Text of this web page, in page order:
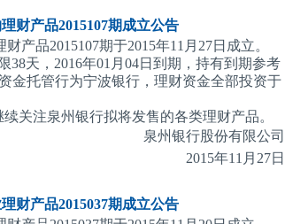
财产品2015107期成立公告
产品2015107期于2015年11月27日成立。
38天，2016年01月04日到期，持有到期参考
金托管行为宁波银行，理财资金全部投资于
关注泉州银行拟将发售的各类理财产品。
泉州银行股份有限公司
2015年11月27日
财产品2015037期成立公告